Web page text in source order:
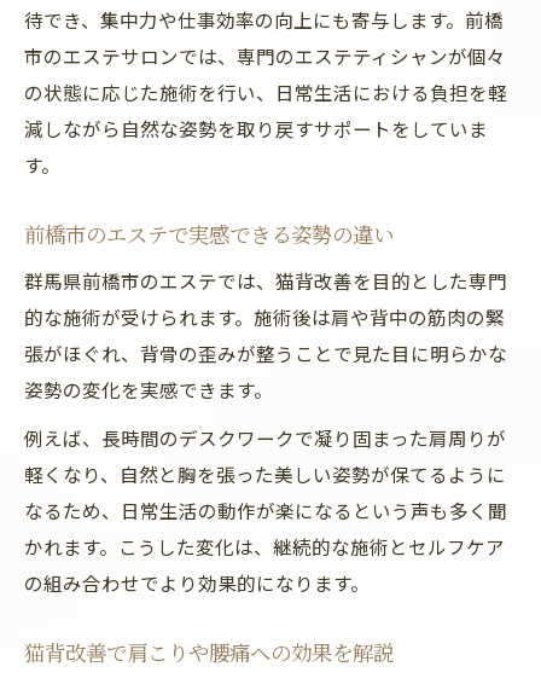
待でき、集中力や仕事効率の向上にも寄与します。前橋
市のエステサロンでは、専門のエステティシャンが個々
の状態に応じた施術を行い、日常生活における負担を軽
減しながら自然な姿勢を取り戻すサポートをしていま
す。
前橋市のエステで実感できる姿勢の違い
群馬県前橋市のエステでは、猫背改善を目的とした専門
的な施術が受けられます。施術後は肩や背中の筋肉の緊
張がほぐれ、背骨の歪みが整うことで見た目に明らかな
姿勢の変化を実感できます。
例えば、長時間のデスクワークで凝り固まった肩周りが
軽くなり、自然と胸を張った美しい姿勢が保てるように
なるため、日常生活の動作が楽になるという声も多く聞
かれます。こうした変化は、継続的な施術とセルフケア
の組み合わせでより効果的になります。
猫背改善で肩こりや腰痛への効果を解説